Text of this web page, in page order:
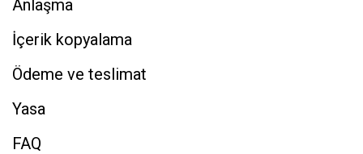
Anlaşma
İçerik kopyalama
Ödeme ve teslimat
Yasa
FAQ